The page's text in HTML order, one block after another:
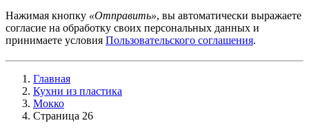
Нажимая кнопку «Отправить», вы автоматически выражаете
согласие на обработку своих персональных данных и
принимаете условия Пользовательского соглашения.
Главная
Кухни из пластика
Мокко
Страница 26